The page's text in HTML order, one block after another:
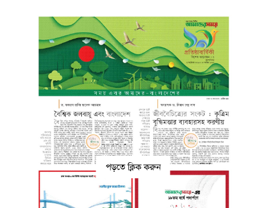
পড়তে ক্লিক করুন